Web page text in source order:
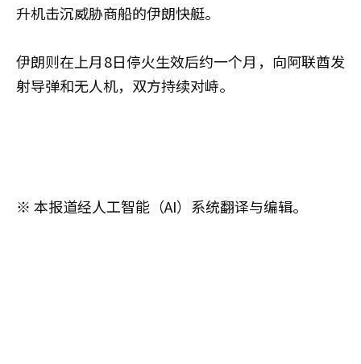
升机击沉威胁商船的伊朗快艇。
伊朗则在上月8日停火生效后约一个月，向阿联酋发
射导弹和无人机，双方持续对峙。
※ 本报道经人工智能（AI）系统翻译与编辑。